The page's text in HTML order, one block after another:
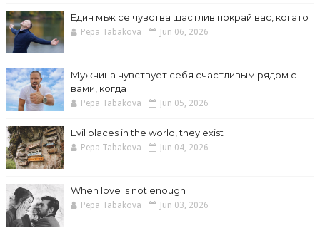
Един мъж се чувства щастлив покрай вас, когато
Pepa Tabakova Jun 06, 2026
Мужчина чувствует себя счастливым рядом с
вами, когда
Pepa Tabakova Jun 05, 2026
Evil places in the world, they exist
Pepa Tabakova Jun 04, 2026
When love is not enough
Pepa Tabakova Jun 03, 2026